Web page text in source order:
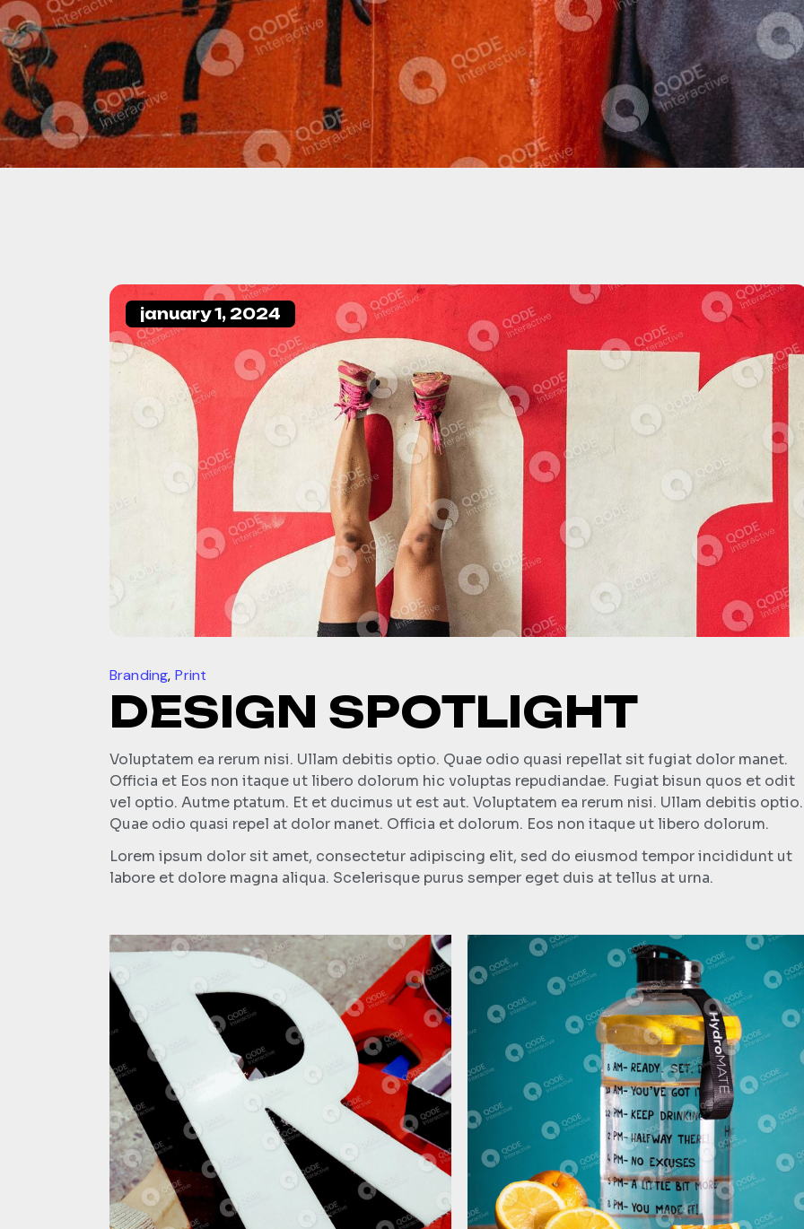
january 1, 2024
Branding Print
DESIGN SPOTLIGHT
Voluptatem ea rerum nisi. Ullam debitis optio. Quae odio quasi repellat sit fugiat dolor manet.
Officia et Eos non itaque ut libero dolorum hic voluptas repudiandae. Fugiat bisun quos et odit
vel optio. Autme ptatum. Et et ducimus ut est aut. Voluptatem ea rerum nisi. Ullam debitis optio.
Quae odio quasi repel at dolor manet. Officia et dolorum. Eos non itaque ut libero dolorum.
Lorem ipsum dolor sit amet, consectetur adipiscing elit, sed do eiusmod tempor incididunt ut
labore et dolore magna aliqua. Scelerisque purus semper eget duis at tellus at urna.